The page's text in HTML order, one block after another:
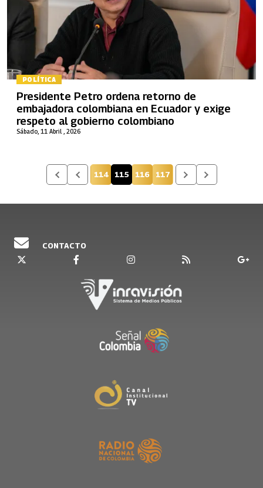
POLÍTICA
Sábado, 11 Abril , 2026
Presidente Petro ordena retorno de
embajadora colombiana en Ecuador y exige
respeto al gobierno colombiano
Página
114 Página actual
115 Página
116 Página
117
CONTACTO